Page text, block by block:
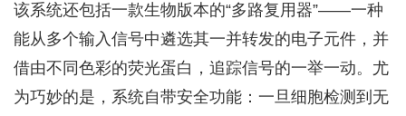
该系统还包括一款生物版本的“多路复用器”——一种
能从多个输入信号中遴选其一并转发的电子元件，并
借由不同色彩的荧光蛋白，追踪信号的一举一动。尤
为巧妙的是，系统自带安全功能：一旦细胞检测到无